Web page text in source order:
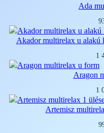
Ada
Akador multirelax u alakú
1
Aragon
1
Artemisz